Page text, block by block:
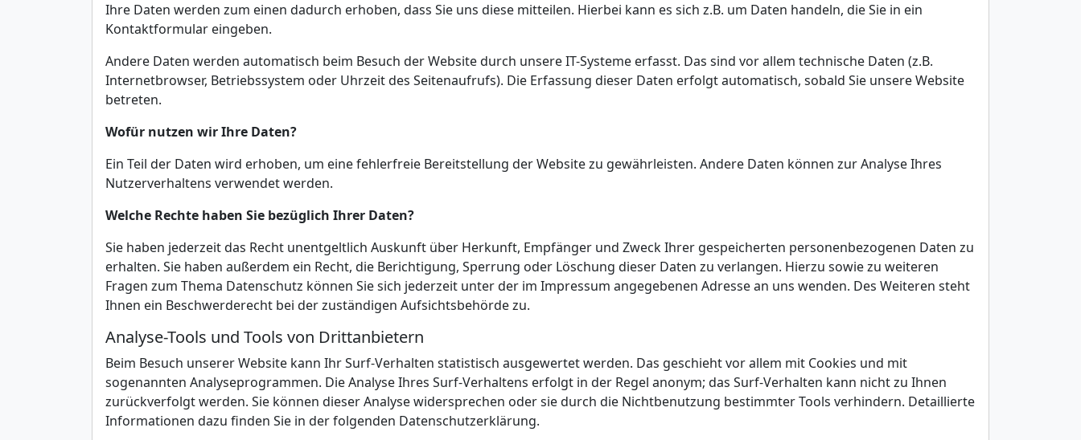
Ihre Daten werden zum einen dadurch erhoben, dass Sie uns diese mitteilen. Hierbei kann es sich z.B. um Daten handeln, die Sie in ein
Kontaktformular eingeben.
Andere Daten werden automatisch beim Besuch der Website durch unsere IT-Systeme erfasst. Das sind vor allem technische Daten (z.B.
Internetbrowser, Betriebssystem oder Uhrzeit des Seitenaufrufs). Die Erfassung dieser Daten erfolgt automatisch, sobald Sie unsere Website
betreten.
Wofür nutzen wir Ihre Daten?
Ein Teil der Daten wird erhoben, um eine fehlerfreie Bereitstellung der Website zu gewährleisten. Andere Daten können zur Analyse Ihres
Nutzerverhaltens verwendet werden.
Welche Rechte haben Sie bezüglich Ihrer Daten?
Sie haben jederzeit das Recht unentgeltlich Auskunft über Herkunft, Empfänger und Zweck Ihrer gespeicherten personenbezogenen Daten zu
erhalten. Sie haben außerdem ein Recht, die Berichtigung, Sperrung oder Löschung dieser Daten zu verlangen. Hierzu sowie zu weiteren
Fragen zum Thema Datenschutz können Sie sich jederzeit unter der im Impressum angegebenen Adresse an uns wenden. Des Weiteren steht
Ihnen ein Beschwerderecht bei der zuständigen Aufsichtsbehörde zu.
Analyse-Tools und Tools von Drittanbietern
Beim Besuch unserer Website kann Ihr Surf-Verhalten statistisch ausgewertet werden. Das geschieht vor allem mit Cookies und mit
sogenannten Analyseprogrammen. Die Analyse Ihres Surf-Verhaltens erfolgt in der Regel anonym; das Surf-Verhalten kann nicht zu Ihnen
zurückverfolgt werden. Sie können dieser Analyse widersprechen oder sie durch die Nichtbenutzung bestimmter Tools verhindern. Detaillierte
Informationen dazu finden Sie in der folgenden Datenschutzerklärung.